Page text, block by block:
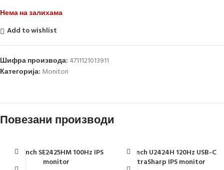
Нема на залихама
Add to wishlist
Шифра производа: 4711121013911
Категорија: Monitori
Повезани производи
23.8 inch SE2425HM 100Hz IPS
monitor
23.8 inch U2424H 120Hz USB-C
UltraSharp IPS monitor